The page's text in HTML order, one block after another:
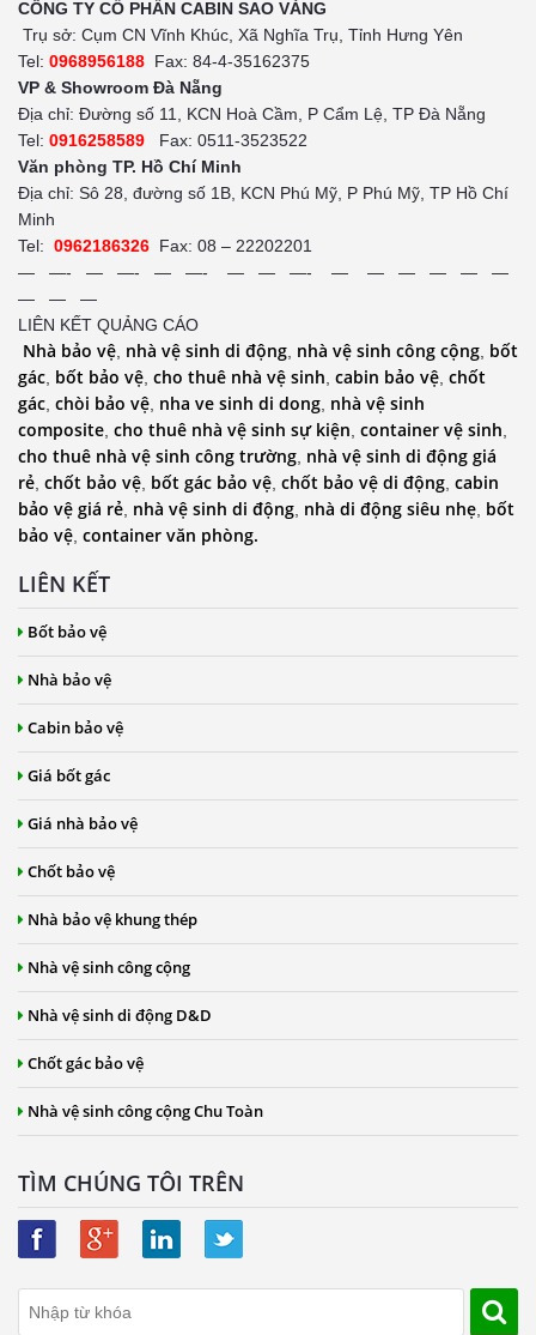
CÔNG TY CỔ PHẦN CABIN SAO VÀNG
Trụ sở: Cụm CN Vĩnh Khúc, Xã Nghĩa Trụ, Tỉnh Hưng Yên
Tel: 0968956188 Fax: 84-4-35162375
VP & Showroom Đà Nẵng
Địa chỉ: Đường số 11, KCN Hoà Cầm, P Cẩm Lệ, TP Đà Nẵng
Tel: 0916258589 Fax: 0511-3523522
Văn phòng TP. Hồ Chí Minh
Địa chỉ: Sô 28, đường số 1B, KCN Phú Mỹ, P Phú Mỹ, TP Hồ Chí
Minh
Tel: 0962186326 Fax: 08 – 22202201
— —- — —- — —- — — —- — — — — — —
— — —
LIÊN KẾT QUẢNG CÁO
Nhà bảo vệ, nhà vệ sinh di động, nhà vệ sinh công cộng, bốt
gác, bốt bảo vệ, cho thuê nhà vệ sinh, cabin bảo vệ, chốt
gác, chòi bảo vệ, nha ve sinh di dong, nhà vệ sinh
composite, cho thuê nhà vệ sinh sự kiện, container vệ sinh,
cho thuê nhà vệ sinh công trường, nhà vệ sinh di động giá
rẻ, chốt bảo vệ, bốt gác bảo vệ, chốt bảo vệ di động, cabin
bảo vệ giá rẻ, nhà vệ sinh di động, nhà di động siêu nhẹ, bốt
bảo vệ, container văn phòng.
LIÊN KẾT
Bốt bảo vệ
Nhà bảo vệ
Cabin bảo vệ
Giá bốt gác
Giá nhà bảo vệ
Chốt bảo vệ
Nhà bảo vệ khung thép
Nhà vệ sinh công cộng
Nhà vệ sinh di động D&D
Chốt gác bảo vệ
Nhà vệ sinh công cộng Chu Toàn
TÌM CHÚNG TÔI TRÊN